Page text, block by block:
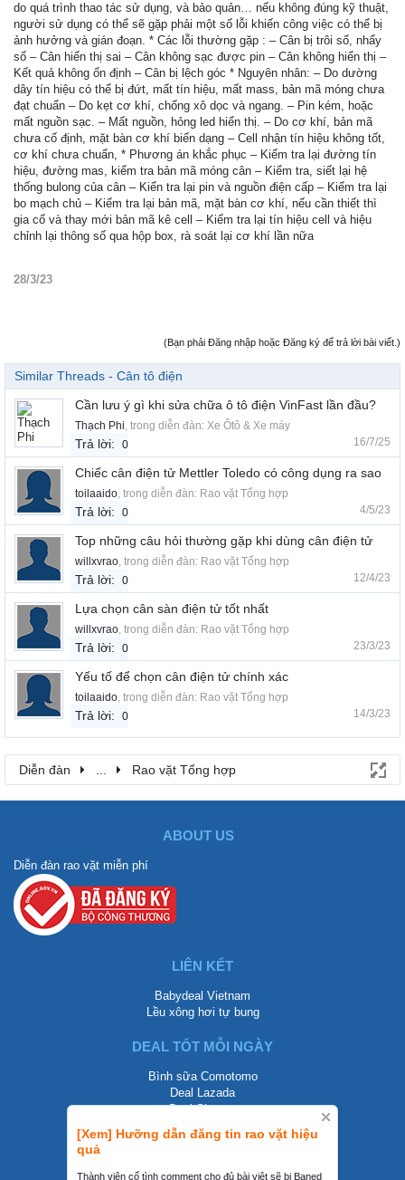
[Xem] Hưỡng dẫn đăng tin rao vặt hiệu
quả
Thành viên cố tình comment cho đủ bài viêt sẽ bị Baned
do quá trình thao tác sử dụng, và bảo quản… nếu không đúng kỹ thuật,
người sử dụng có thể sẽ gặp phải một số lỗi khiến công việc có thể bị
ảnh hưởng và gián đoạn. * Các lỗi thường gặp : – Cân bị trôi số, nhẩy
số – Cân hiển thị sai – Cân không sạc được pin – Cân không hiển thị –
Kết quả không ổn định – Cân bị lệch góc * Nguyên nhân: – Do dường
dây tín hiệu có thể bị đứt, mất tín hiệu, mất mass, bản mã móng chưa
đạt chuẩn – Do kẹt cơ khí, chống xô dọc và ngang. – Pin kém, hoặc
mất nguồn sạc. – Mất nguồn, hỏng led hiển thị. – Do cơ khí, bản mã
chưa cố định, mặt bàn cơ khí biến dạng – Cell nhận tín hiệu không tốt,
cơ khí chưa chuẩn, * Phương án khắc phục – Kiểm tra lại đường tín
hiệu, đường mas, kiểm tra bản mã móng cân – Kiểm tra, siết lại hệ
thống bulong của cân – Kiển tra lại pin và nguồn điện cấp – Kiểm tra lại
bo mạch chủ – Kiểm tra lại bản mã, mặt bàn cơ khí, nếu cần thiết thì
gia cố và thay mới bản mã kê cell – Kiểm tra lại tín hiệu cell và hiệu
chỉnh lại thông số qua hộp box, rà soát lại cơ khí lần nữa
28/3/23
(Bạn phải Đăng nhập hoặc Đăng ký để trả lời bài viết.)
Similar Threads - Cân tô điện
Cần lưu ý gì khi sửa chữa ô tô điện VinFast lần đầu?
Thạch Phi, trong diễn đàn: Xe Ôtô & Xe máy
Trả lời: 0 16/7/25
Chiếc cân điện tử Mettler Toledo có công dụng ra sao
toilaaido, trong diễn đàn: Rao vặt Tổng hợp
Trả lời: 0 4/5/23
Top những câu hỏi thường gặp khi dùng cân điện tử
willxvrao, trong diễn đàn: Rao vặt Tổng hợp
Trả lời: 0 12/4/23
Lựa chọn cân sàn điện tử tốt nhất
willxvrao, trong diễn đàn: Rao vặt Tổng hợp
Trả lời: 0 23/3/23
Yếu tố để chọn cân điện tử chính xác
toilaaido, trong diễn đàn: Rao vặt Tổng hợp
Trả lời: 0 14/3/23
Diễn đàn ... Rao vặt Tổng hợp
ABOUT US
Diễn đàn rao vặt miễn phí
LIÊN KẾT
Babydeal Vietnam
Lều xông hơi tự bung
DEAL TỐT MỖI NGÀY
Bình sữa Comotomo
Deal Lazada
Deal Shopee
LIÊN HỆ
0858002468